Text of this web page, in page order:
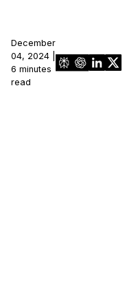
December
04, 2024 |
6 minutes
read